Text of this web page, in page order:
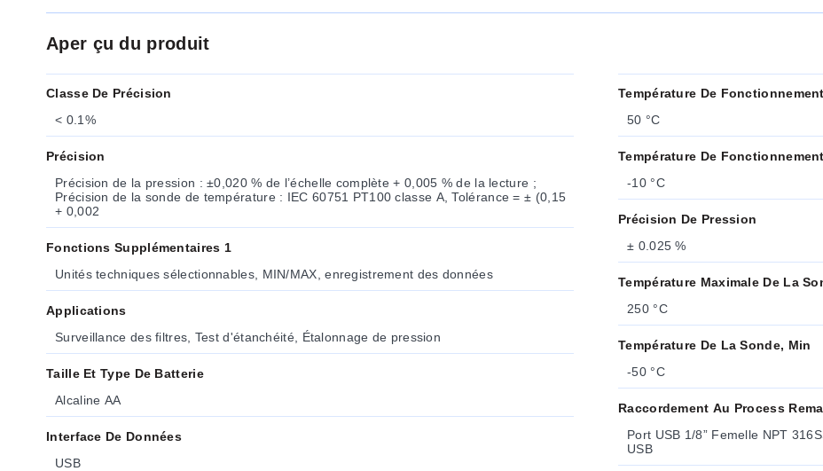
Aper çu du produit
Classe De Précision
< 0.1%
Précision
Précision de la pression : ±0,020 % de l’échelle complète + 0,005 % de la lecture ;
Précision de la sonde de température : IEC 60751 PT100 classe A, Tolérance = ± (0,15
+ 0,002
Fonctions Supplémentaires 1
Unités techniques sélectionnables, MIN/MAX, enregistrement des données
Applications
Surveillance des filtres, Test d'étanchéité, Étalonnage de pression
Taille Et Type De Batterie
Alcaline AA
Interface De Données
USB
Température De
50 °C
Température De
-10 °C
Précision De Pression
± 0.025 %
Température Maximale De La
250 °C
Température De La Sonde, Min
-50 °C
Raccordement Au Process
Port USB 1/8” Femelle NPT
USB